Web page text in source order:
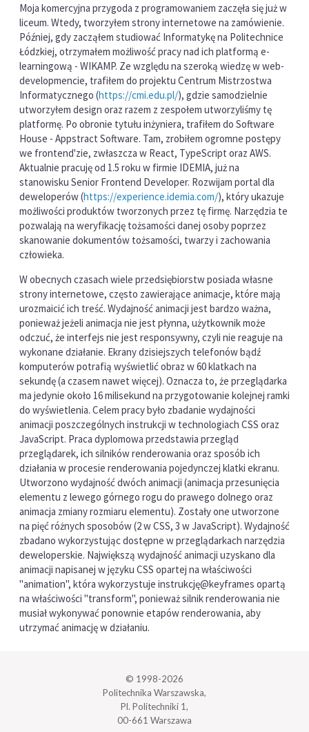
Moja komercyjna przygoda z programowaniem zaczęła się już w
liceum. Wtedy, tworzyłem strony internetowe na zamówienie.
Później, gdy zacząłem studiować Informatykę na Politechnice
Łódzkiej, otrzymałem możliwość pracy nad ich platformą e-
learningową - WIKAMP. Ze względu na szeroką wiedzę w web-
developmencie, trafiłem do projektu Centrum Mistrzostwa
Informatycznego (https://cmi.edu.pl/), gdzie samodzielnie
utworzyłem design oraz razem z zespołem utworzyliśmy tę
platformę. Po obronie tytułu inżyniera, trafiłem do Software
House - Appstract Software. Tam, zrobiłem ogromne postępy
we frontend'zie, zwłaszcza w React, TypeScript oraz AWS.
Aktualnie pracuję od 1.5 roku w firmie IDEMIA, już na
stanowisku Senior Frontend Developer. Rozwijam portal dla
deweloperów (https://experience.idemia.com/), który ukazuje
możliwości produktów tworzonych przez tę firmę. Narzędzia te
pozwalają na weryfikację tożsamości danej osoby poprzez
skanowanie dokumentów tożsamości, twarzy i zachowania
człowieka.
W obecnych czasach wiele przedsiębiorstw posiada własne
strony internetowe, często zawierające animacje, które mają
urozmaicić ich treść. Wydajność animacji jest bardzo ważna,
ponieważ jeżeli animacja nie jest płynna, użytkownik może
odczuć, że interfejs nie jest responsywny, czyli nie reaguje na
wykonane działanie. Ekrany dzisiejszych telefonów bądź
komputerów potrafią wyświetlić obraz w 60 klatkach na
sekundę (a czasem nawet więcej). Oznacza to, że przeglądarka
ma jedynie około 16 milisekund na przygotowanie kolejnej ramki
do wyświetlenia. Celem pracy było zbadanie wydajności
animacji poszczególnych instrukcji w technologiach CSS oraz
JavaScript. Praca dyplomowa przedstawia przegląd
przeglądarek, ich silników renderowania oraz sposób ich
działania w procesie renderowania pojedynczej klatki ekranu.
Utworzono wydajność dwóch animacji (animacja przesunięcia
elementu z lewego górnego rogu do prawego dolnego oraz
animacja zmiany rozmiaru elementu). Zostały one utworzone
na pięć różnych sposobów (2 w CSS, 3 w JavaScript). Wydajność
zbadano wykorzystując dostępne w przeglądarkach narzędzia
deweloperskie. Największą wydajność animacji uzyskano dla
animacji napisanej w języku CSS opartej na właściwości
"animation", która wykorzystuje instrukcję@keyframes opartą
na właściwości "transform", ponieważ silnik renderowania nie
musiał wykonywać ponownie etapów renderowania, aby
utrzymać animację w działaniu.
© 1998-2026
Politechnika Warszawska,
Pl. Politechniki 1,
00-661 Warszawa